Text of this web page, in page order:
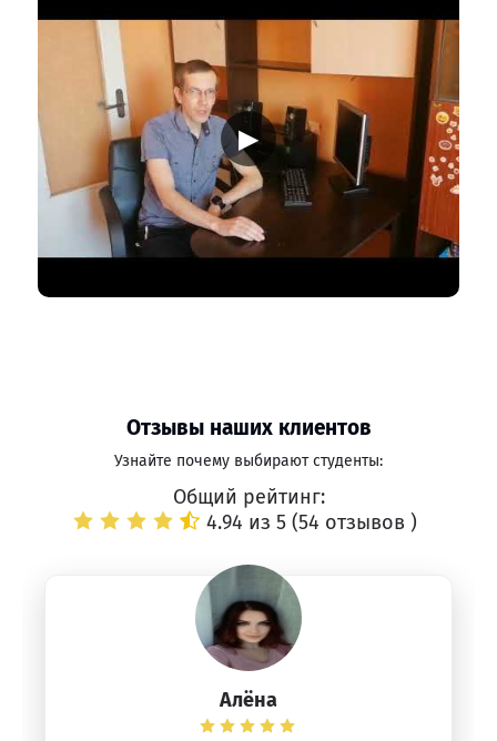
▶
Отзывы наших клиентов
Узнайте почему выбирают студенты:
Общий рейтинг:
4.94 из 5 (54 отзывов )
Алёна